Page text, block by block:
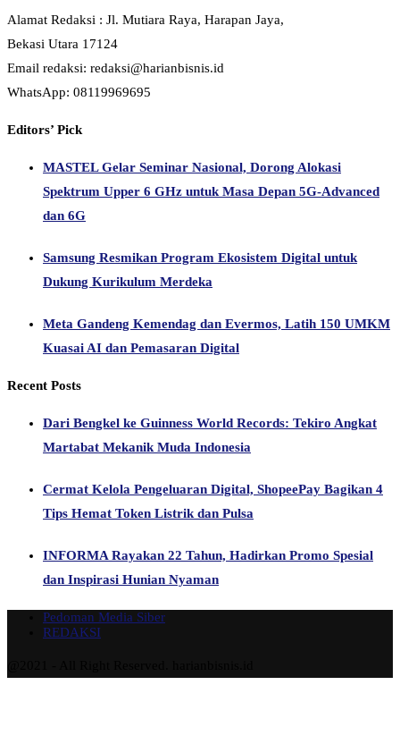
Alamat Redaksi : Jl. Mutiara Raya, Harapan Jaya,
Bekasi Utara 17124
Email redaksi: redaksi@harianbisnis.id
WhatsApp: 08119969695
Editors’ Pick
MASTEL Gelar Seminar Nasional, Dorong Alokasi
Spektrum Upper 6 GHz untuk Masa Depan 5G-Advanced
dan 6G
Samsung Resmikan Program Ekosistem Digital untuk
Dukung Kurikulum Merdeka
Meta Gandeng Kemendag dan Evermos, Latih 150 UMKM
Kuasai AI dan Pemasaran Digital
Recent Posts
Dari Bengkel ke Guinness World Records: Tekiro Angkat
Martabat Mekanik Muda Indonesia
Cermat Kelola Pengeluaran Digital, ShopeePay Bagikan 4
Tips Hemat Token Listrik dan Pulsa
INFORMA Rayakan 22 Tahun, Hadirkan Promo Spesial
dan Inspirasi Hunian Nyaman
Pedoman Media Siber
REDAKSI